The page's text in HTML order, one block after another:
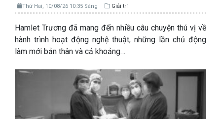
Thứ Hai, 10/08/26 10:35 Sáng Giải trí
Hamlet Trương đã mang đến nhiều câu chuyện thú vị về
hành trình hoạt động nghệ thuật, những lần chủ động
làm mới bản thân và cả khoảng…